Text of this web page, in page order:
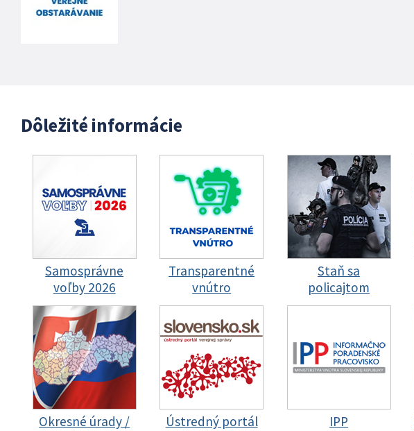
Dôležité informácie
Samosprávne
voľby 2026
Transparentné
vnútro
Staň sa
policajtom
Okresné úrady /
Ústredný portál
IPP